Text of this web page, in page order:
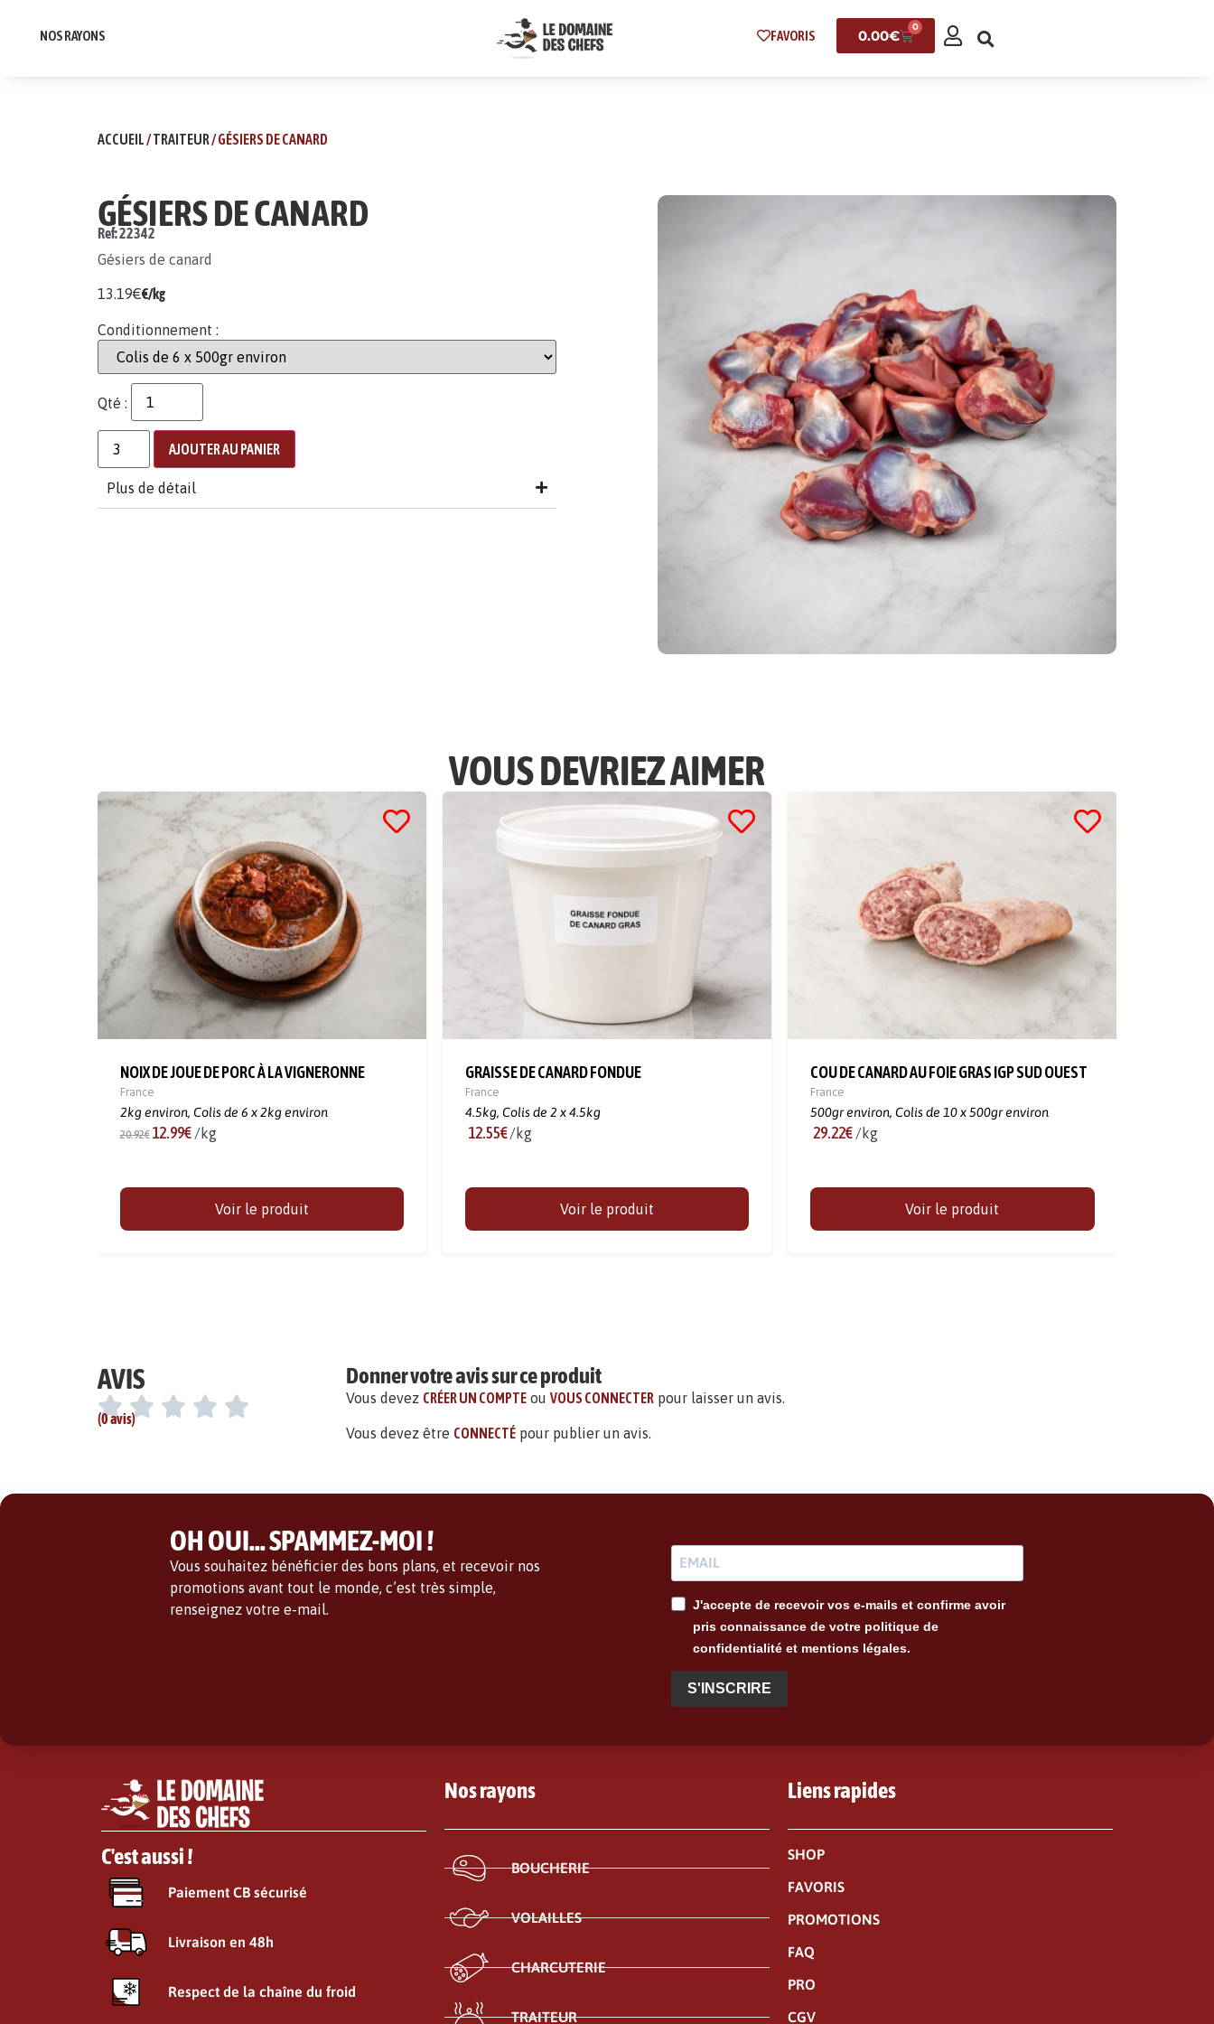
NOS RAYONS FAVORIS 0.00€
0
ACCUEIL/TRAITEUR/ GÉSIERS DE CANARD
GÉSIERS DE CANARD
Ref: 22342
Gésiers de canard
13.19€€/kg
Conditionnement :
Qté :
AJOUTER AU PANIER
Plus de détail
VOUS DEVRIEZ AIMER
NOIX DE JOUE DE PORC À LA VIGNERONNE
France
2kg environ, Colis de 6 x 2kg environ
20.92€ 12.99€ /kg
Voir le produit
GRAISSE DE CANARD FONDUE
France
4.5kg, Colis de 2 x 4.5kg
12.55€/kg
Voir le produit
COU DE CANARD AU FOIE GRAS IGP SUD OUEST
France
500gr environ, Colis de 10 x 500gr environ
29.22€ /kg
Voir le produit
AVIS
(0 avis)
Donner votre avis sur ce produit
Vous devez CRÉER UN COMPTEou VOUS CONNECTERpour laisser un avis.
Vous devez être CONNECTÉpour publier un avis.
OH OUI... SPAMMEZ-MOI !
Vous souhaitez bénéficier des bons plans, et recevoir nos
promotions avant tout le monde, c’est très simple,
renseignez votre e-mail.
J'accepte de recevoir vos e-mails et confirme avoir
pris connaissance de votre politique de
confidentialité et mentions légales.
S'INSCRIRE
C'est aussi !
Paiement CB sécurisé
Livraison en 48h
Respect de la chaîne du froid
Nos rayons
BOUCHERIE
VOLAILLES
CHARCUTERIE
TRAITEUR
Liens rapides
SHOP
FAVORIS
PROMOTIONS
FAQ
PRO
CGV